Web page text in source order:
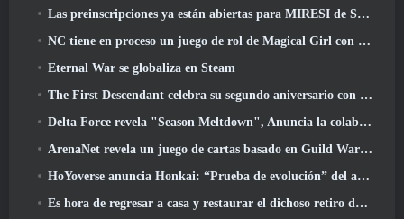
Las preinscripciones ya están abiertas para MIRESI de Smilegate: Futuro invisible
NC tiene en proceso un juego de rol de Magical Girl con un estilo artístico inspirado en el anime de los 90
Eternal War se globaliza en Steam
The First Descendant celebra su segundo aniversario con Descendant Fest 2026 Arroyo
Delta Force revela "Season Meltdown", Anuncia la colaboración de Rainbow Six Siege
ArenaNet revela un juego de cartas basado en Guild Wars, Atado a la niebla
HoYoverse anuncia Honkai: “Prueba de evolución” del anime Nexus
Es hora de regresar a casa y restaurar el dichoso retiro donde se encuentran los vientos